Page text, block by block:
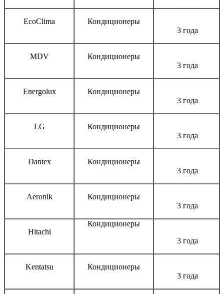
EcoClima
Кондиционеры
3 года
MDV
Кондиционеры
3 года
Energolux
Кондиционеры
3 года
LG
Кондиционеры
3 года
Dantex
Кондиционеры
3 года
Aeronik
Кондиционеры
3 года
Hitachi
Кондиционеры
3 года
Kentatsu
Кондиционеры
3 года